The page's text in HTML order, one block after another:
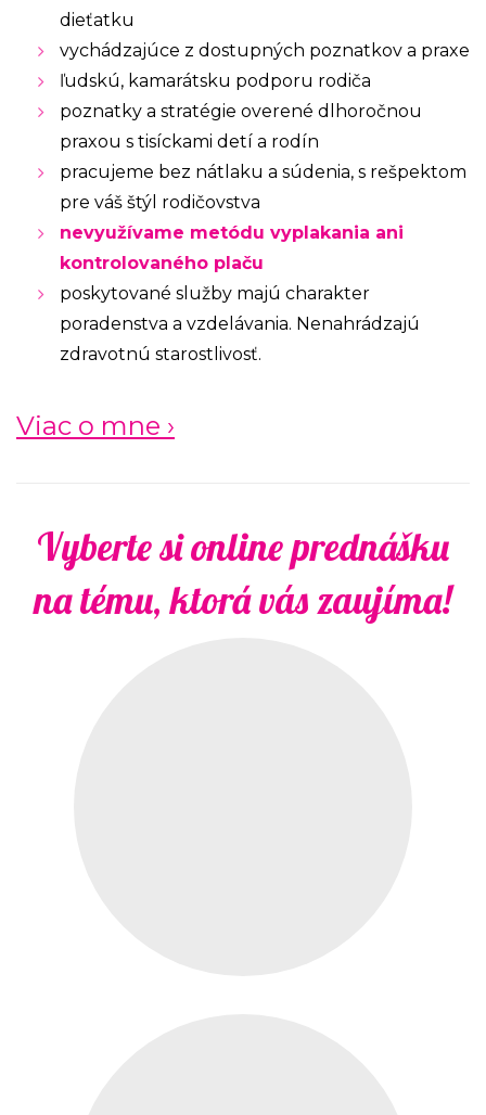
dieťatku
vychádzajúce z dostupných poznatkov a praxe
ľudskú, kamarátsku podporu rodiča
poznatky a stratégie overené dlhoročnou
praxou s tisíckami detí a rodín
pracujeme bez nátlaku a súdenia, s rešpektom
pre váš štýl rodičovstva
nevyužívame metódu vyplakania ani
kontrolovaného plaču
poskytované služby majú charakter
poradenstva a vzdelávania. Nenahrádzajú
zdravotnú starostlivosť.
Viac o mne ›
Vyberte si online prednášku
na tému, ktorá vás zaujíma!